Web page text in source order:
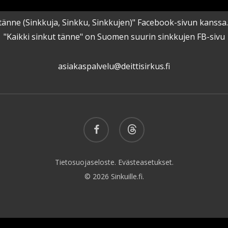
(Sinkkuja, Sinkku, Sinkkujen)" Facebook-sivun
"Kaikki sinkut tänne" on Suomen suurin sinkkujen FB-sivu
asiakaspalvelu@deittisirkus.fi
facebook threads
Tietosuojaseloste. Evästeasetukset.
© 2026 Sinkuille.fi.